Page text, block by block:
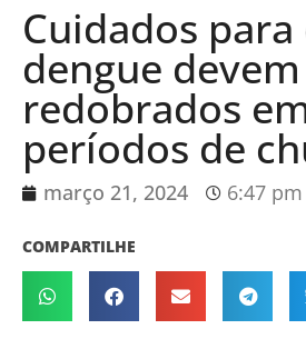
Cuidados
dengue
redobrados
períodos de
março 21, 2024 6:47 pm
COMPARTILHE